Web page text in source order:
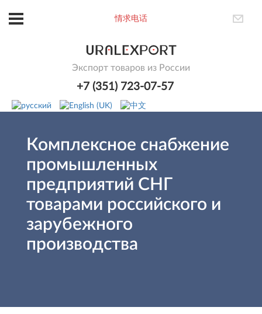
情求电话
Экспорт товаров из России
+7 (351) 723-07-57
Комплексное снабжение
промышленных
предприятий СНГ
товарами российского и
зарубежного
производства